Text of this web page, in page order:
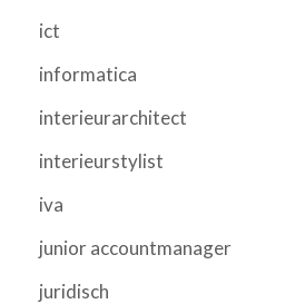
ict
informatica
interieurarchitect
interieurstylist
iva
junior accountmanager
juridisch